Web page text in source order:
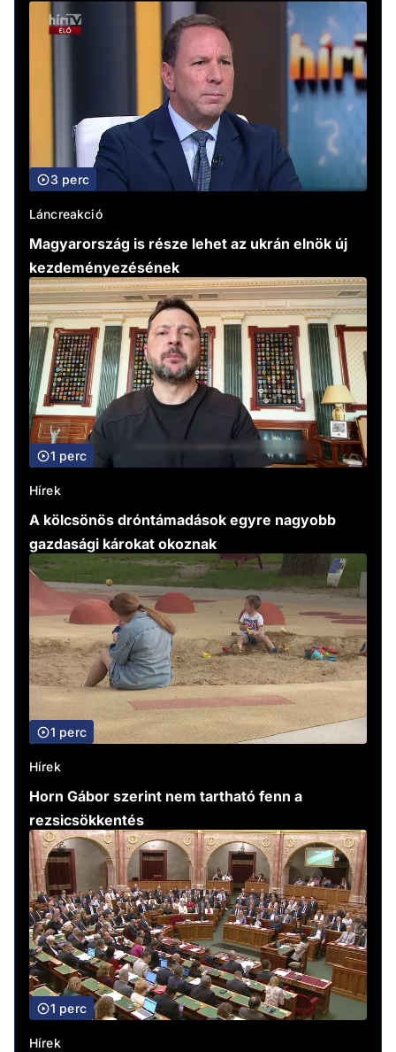
3 perc
Láncreakció
Magyarország is része lehet az ukrán elnök új
kezdeményezésének
1 perc
Hírek
A kölcsönös dróntámadások egyre nagyobb
gazdasági károkat okoznak
1 perc
Hírek
Horn Gábor szerint nem tartható fenn a
rezsicsökkentés
1 perc
Hírek